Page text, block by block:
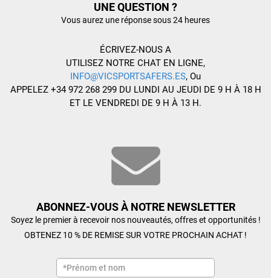
UNE QUESTION ?
Vous aurez une réponse sous 24 heures
ÉCRIVEZ-NOUS A
UTILISEZ NOTRE CHAT EN LIGNE,
INFO@VICSPORTSAFERS.ES, Ou
APPELEZ +34 972 268 299 DU LUNDI AU JEUDI DE 9 H À 18 H
ET LE VENDREDI DE 9 H À 13 H.
ABONNEZ-VOUS À NOTRE NEWSLETTER
Soyez le premier à recevoir nos nouveautés, offres et opportunités !
OBTENEZ 10 % DE REMISE SUR VOTRE PROCHAIN ACHAT !